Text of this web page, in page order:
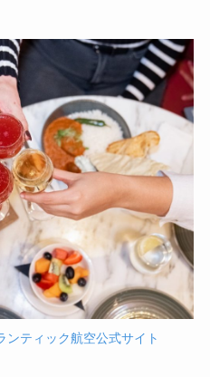
ンティック航空公式サイト